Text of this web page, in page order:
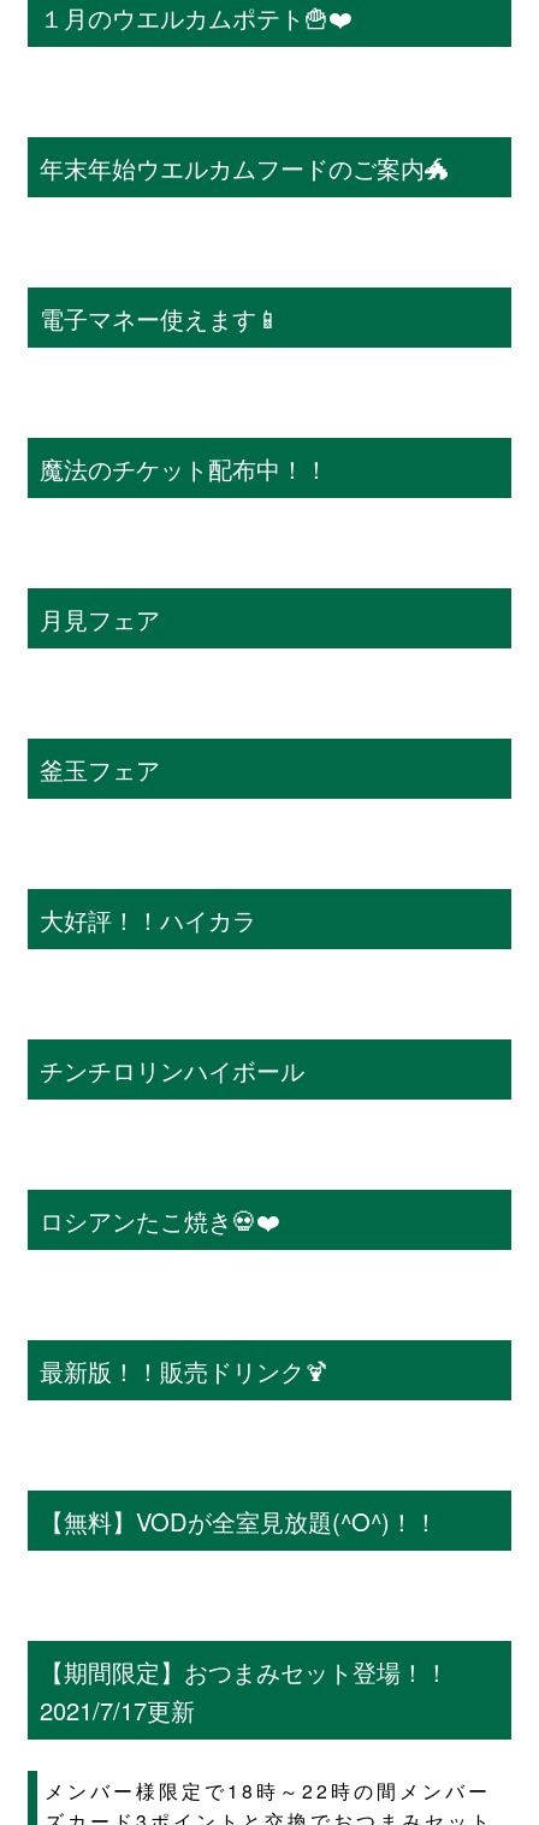
１月のウエルカムポテト🍟❤️
年末年始ウエルカムフードのご案内🐲
電子マネー使えます📱
魔法のチケット配布中！！
月見フェア
釜玉フェア
大好評！！ハイカラ
チンチロリンハイボール
ロシアンたこ焼き💀❤️
最新版！！販売ドリンク🍹
【無料】VODが全室見放題(^O^)！！
【期間限定】おつまみセット登場！！
2021/7/17更新
メンバー様限定で18時～22時の間メンバー